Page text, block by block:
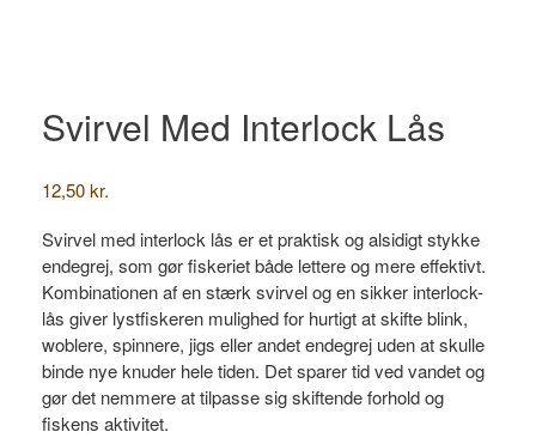
Svirvel Med Interlock Lås
12,50kr.
Svirvel med interlock lås er et praktisk og alsidigt stykke
endegrej, som gør fiskeriet både lettere og mere effektivt.
Kombinationen af en stærk svirvel og en sikker interlock-
lås giver lystfiskeren mulighed for hurtigt at skifte blink,
woblere, spinnere, jigs eller andet endegrej uden at skulle
binde nye knuder hele tiden. Det sparer tid ved vandet og
gør det nemmere at tilpasse sig skiftende forhold og
fiskens aktivitet.